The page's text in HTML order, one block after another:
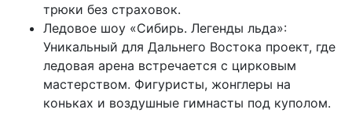
трюки без страховок.
Ледовое шоу «Сибирь. Легенды льда»:
Уникальный для Дальнего Востока проект, где
ледовая арена встречается с цирковым
мастерством. Фигуристы, жонглеры на
коньках и воздушные гимнасты под куполом.